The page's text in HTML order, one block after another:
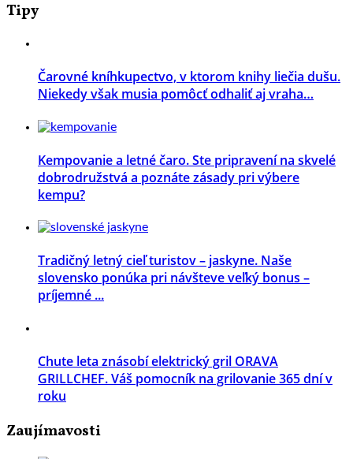
Tipy
Čarovné kníhkupectvo, v ktorom knihy liečia dušu.
Niekedy však musia pomôcť odhaliť aj vraha…
Kempovanie a letné čaro. Ste pripravení na skvelé
dobrodružstvá a poznáte zásady pri výbere
kempu?
Tradičný letný cieľ turistov – jaskyne. Naše
slovensko ponúka pri návšteve veľký bonus –
príjemné ...
Chute leta znásobí elektrický gril ORAVA
GRILLCHEF. Váš pomocník na grilovanie 365 dní v
roku
Zaujímavosti